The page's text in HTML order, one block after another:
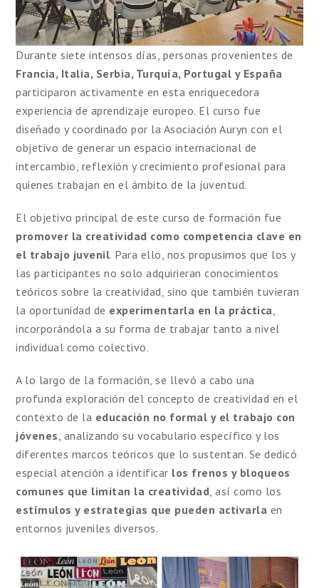
Durante siete intensos días, personas provenientes de
Francia, Italia, Serbia, Turquía, Portugal y España
participaron activamente en esta enriquecedora
experiencia de aprendizaje europeo. El curso fue
diseñado y coordinado por la Asociación Auryn con el
objetivo de generar un espacio internacional de
intercambio, reflexión y crecimiento profesional para
quienes trabajan en el ámbito de la juventud.
El objetivo principal de este curso de formación fue
promover la creatividad como competencia clave en
el trabajo juvenil. Para ello, nos propusimos que los y
las participantes no solo adquirieran conocimientos
teóricos sobre la creatividad, sino que también tuvieran
la oportunidad de experimentarla en la práctica
incorporándola a su forma de trabajar tanto a nivel
individual como colectivo.
A lo largo de la formación, se llevó a cabo una
profunda exploración del concepto de creatividad en el
contexto de la educación no formal y el trabajo con
jóvenes , analizando su vocabulario específico y los
diferentes marcos teóricos que lo sustentan. Se dedicó
especial atención a identificar los frenos y bloqueos
comunes que limitan la creatividad , así como los
estímulos y estrategias que pueden activarla en
entornos juveniles diversos.